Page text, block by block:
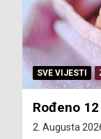
SVE VIJESTI
Rođeno
2. Augusta